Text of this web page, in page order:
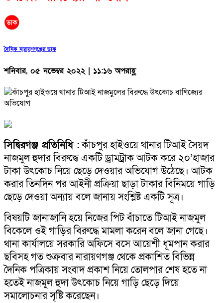
দৈনিক নারায়ণগঞ্জের ডাক
শনিবার, ০৫ নভেম্বর ২০২২ | ১১:১৬ অপরাহ্ণ
সিদ্বিরগঞ্জ প্রতিনিধি :কাঁচপুর হাইওয়ে থানার টিআই সৈয়দ
নাজমুল হুদার বিরুদ্ধে একটি ড্রামট্রাক আটক করে ২০’হাজার
টাকা উৎকোচ নিয়ে ছেড়ে দেওয়ার অভিযোগ উঠেছে। আটক
করার তিনদিন পর আইনী প্রক্রিয়া ছাড়া টাকার বিনিময়ে গাড়ি
ছেড়ে দেওয়া অন্যায় বলে জানায় সংশ্লিষ্ট একটি সূত্র।
বিষয়টি জানাজানি হয়ে নিজের পিট বাঁচাতে টিআই নাজমুল
বিকেলে ওই গাড়ির বিরুদ্ধে মামলা করেন বলে জানা গেছে।
থানা কার্যালয়ে সরকারি অফিসে বসে আয়েশী ধূমপান করার
ছবিসহ গত শুক্রবার নারায়ণগঞ্জ থেকে প্রকাশিত বিভিন্ন
দৈনিক পত্রিকায় সংবাদ প্রকাশ নিয়ে তোলপার শেষ হতে না
হতেই নাজমুল হুদা উৎকোচ নিয়ে গাড়ি ছেড়ে দিয়ে
সমালোচনার সৃষ্টি করেছেন।